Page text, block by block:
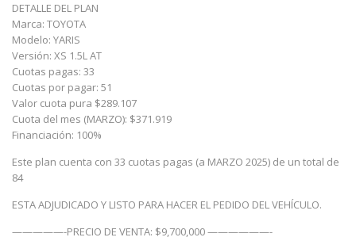
DETALLE DEL PLAN
Marca: TOYOTA
Modelo: YARIS
Versión: XS 1.5L AT
Cuotas pagas: 33
Cuotas por pagar: 51
Valor cuota pura $289.107
Cuota del mes (MARZO): $371.919
Financiación: 100%
Este plan cuenta con 33 cuotas pagas (a MARZO 2025) de un total de
84
ESTA ADJUDICADO Y LISTO PARA HACER EL PEDIDO DEL VEHÍCULO.
—————-PRECIO DE VENTA: $9,700,000 ——————-